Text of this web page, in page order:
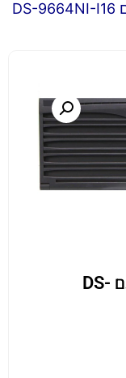
מערכת הקלטה 64 ערוצים דגם DS-